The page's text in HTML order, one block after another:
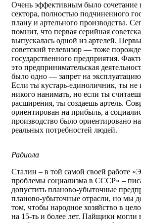
Очень эффективным было сочетание
сектора, полностью подчиненного
плану и артельного производства.
помнит, что первая серийная
выпускалась одной из артелей.
советский телевизор — тоже
государственного предприятия.
это предпринимательская
было одно — запрет на
Если ты кустарь-единоличник, ты не
никого нанимать, но если ты
расширения, ты создаешь артель.
ориентирован на прибыль, а
производство было ориентировано
реальных потребностей людей.
Радиола
Сталин – в той самой своей работе
проблемы социализма в СССР» –
допустить планово-убыточные
планово-убыточные отрасли, но мы
том, чтобы народное хозяйство в
на 15-ть и более лет. Пайщики могли